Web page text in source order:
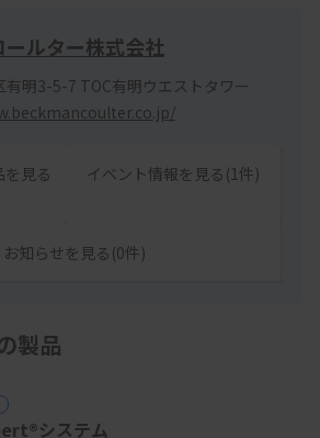
ルター株式会社
明3-5-7 TOC有明ウエストタワー
を見る
イベント情報を見る(1件)
お知らせを見る(0件)
製品
システム